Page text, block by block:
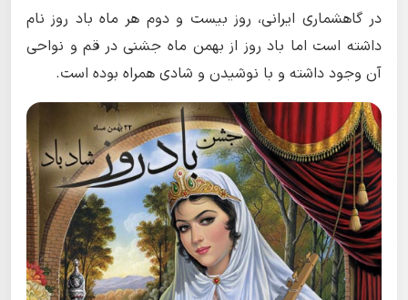
در گاهشماری ایرانی، روز بیست و دوم هر ماه باد روز نام
داشته است اما باد روز از بهمن ماه جشنی در قم و نواحی
آن وجود داشته و با نوشیدن و شادی همراه بوده است.